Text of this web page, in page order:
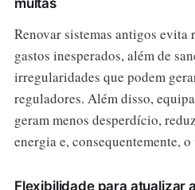
multas
Renovar sistemas antigos evita
gastos inesperados, além de
irregularidades que podem
reguladores. Além disso,
geram menos desperdício,
energia e, consequentemente,
Flexibilidade para atualizar